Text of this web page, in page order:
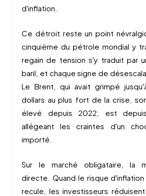
d'inflation.
Ce détroit reste un point
cinquième du pétrole mondial y
regain de tension s'y traduit par
baril, et chaque signe de
Le Brent, qui avait grimpé
dollars au plus fort de la crise,
élevé depuis 2022, est
allégeant les craintes d'un
importé.
Sur le marché obligataire, la
directe. Quand le risque
recule, les investisseurs